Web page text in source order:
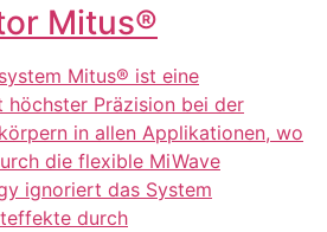
Mitus®
Mitus® ist eine
höchster Präzision bei der
in allen Applikationen, wo
die flexible MiWave
ignoriert das System
durch